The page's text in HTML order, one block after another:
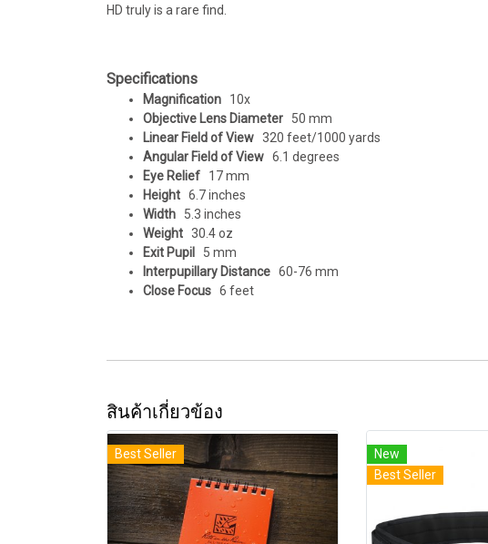
HD truly is a rare find.
Specifications
Magnification 10x
Objective Lens Diameter 50 mm
Linear Field of View 320 feet/1000 yards
Angular Field of View 6.1 degrees
Eye Relief 17 mm
Height 6.7 inches
Width 5.3 inches
Weight 30.4 oz
Exit Pupil 5 mm
Interpupillary Distance 60-76 mm
Close Focus 6 feet
สินค้าเกี่ยวข้อง
Best Seller
New
Best Seller